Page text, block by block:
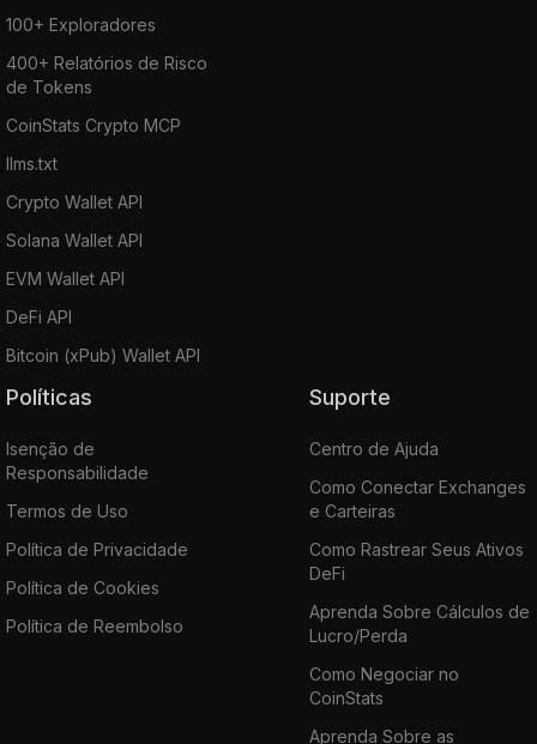
100+ Exploradores
400+ Relatórios de Risco
de Tokens
CoinStats Crypto MCP
llms.txt
Crypto Wallet API
Solana Wallet API
EVM Wallet API
DeFi API
Bitcoin (xPub) Wallet API
Políticas
Isenção de
Responsabilidade
Termos de Uso
Política de Privacidade
Política de Cookies
Política de Reembolso
Suporte
Centro de Ajuda
Como Conectar Exchanges
e Carteiras
Como Rastrear Seus Ativos
DeFi
Aprenda Sobre Cálculos de
Lucro/Perda
Como Negociar no
CoinStats
Aprenda Sobre as